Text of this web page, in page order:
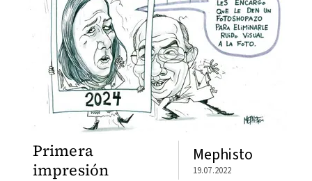
Primera
impresión
Mephisto
19.07.2022